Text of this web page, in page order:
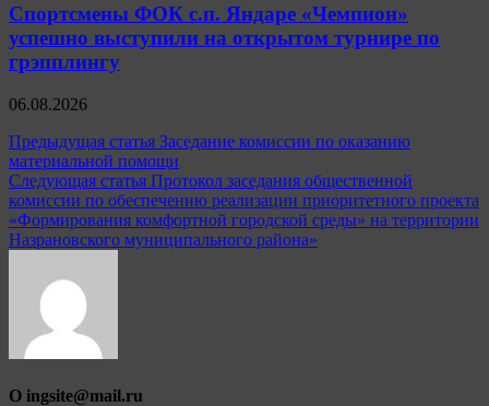
Спортсмены ФОК с.п. Яндаре «Чемпион»
успешно выступили на открытом турнире по
грэпплингу
06.08.2026
Навигация
по
записям
Предыдущая статья Заседание комиссии по оказанию
материальной помощи
Следующая статья Протокол заседания общественной
комиссии по обеспечению реализации приоритетного проекта
«Формирования комфортной городской среды» на территории
Назрановского муниципального района»
О ingsite@mail.ru